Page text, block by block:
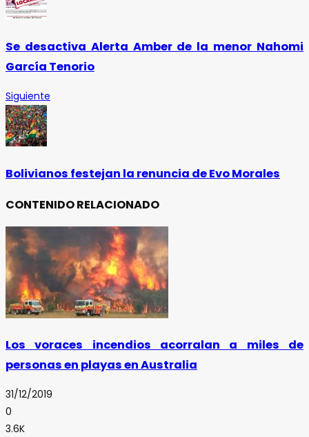
Se desactiva Alerta Amber de la menor Nahomi
García Tenorio
Siguiente
Bolivianos festejan la renuncia de Evo Morales
CONTENIDO RELACIONADO
Los voraces incendios acorralan a miles de
personas en playas en Australia
31/12/2019
0
3.6K